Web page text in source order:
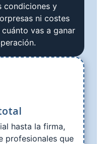
condiciones y
ni costes
vas a ganar
hasta la firma,
profesionales que